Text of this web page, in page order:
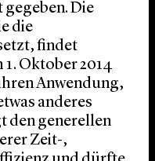
Die
die
findet
Oktober 2014
Anwendung,
anderes
den generellen
Zeit-,